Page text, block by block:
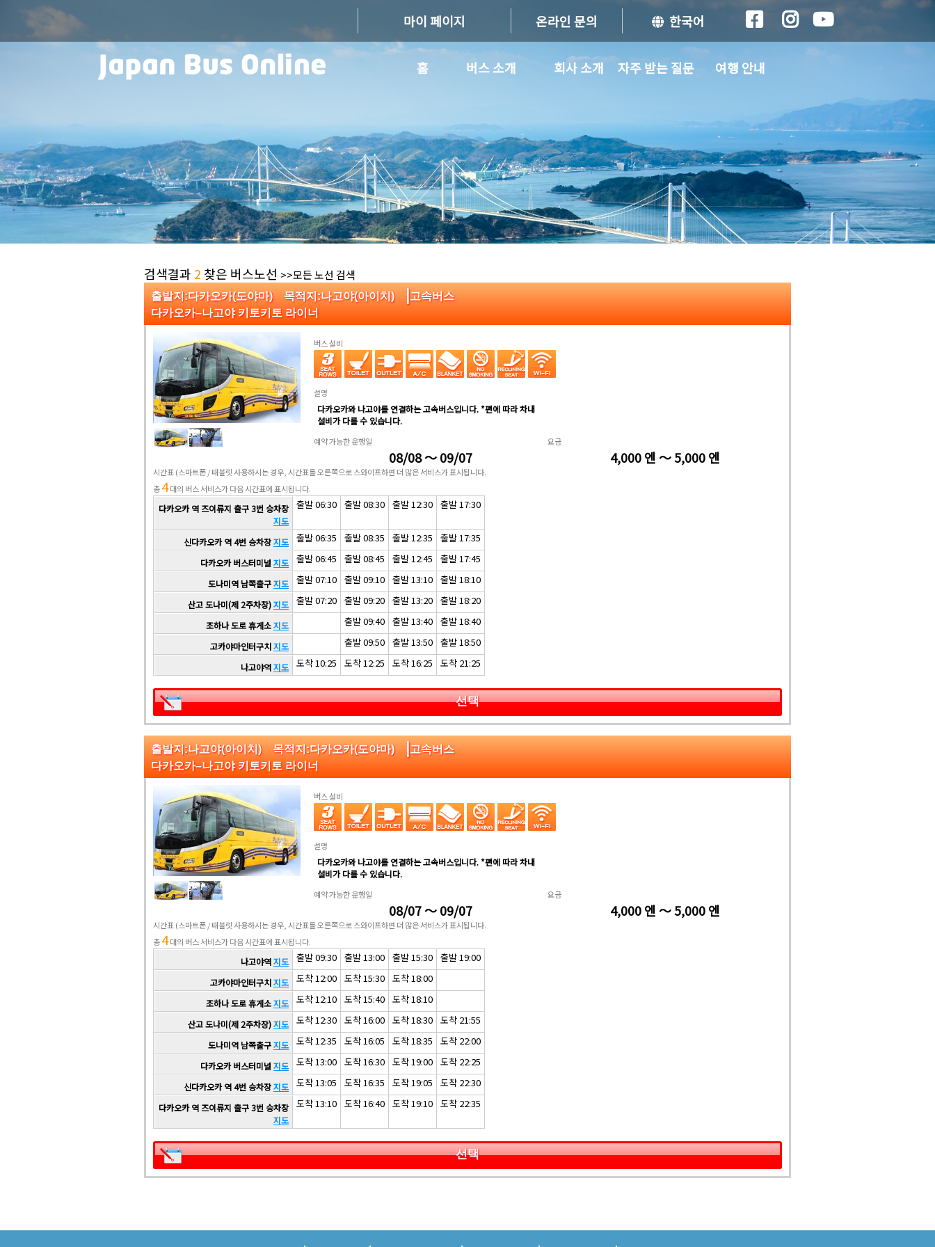
마이 페이지 온라인 문의 한국어
홈 버스 소개 회사 소개 자주 받는 질문 여행 안내
검색결과 2 찾은 버스노선 >>모든 노선 검색
출발지:다카오카(도야마) 목적지:나고야(아이치) |고속버스
다카오카–나고야 키토키토 라이너
버스 설비
설명
다카오카와 나고야를 연결하는 고속버스입니다. *편에 따라 차내
설비가 다를 수 있습니다.
예약 가능한 운행일
08/08 ～ 09/07
요금
4,000 엔 ～ 5,000 엔
시간표 (스마트폰 / 태블릿 사용하시는 경우, 시간표를 오른쪽으로 스와이프하면 더 많은 서비스가 표시됩니다.
총4대의 버스 서비스가 다음 시간표에 표시됩니다.
다카오카 역 즈이류지 출구 3번 승차장
지도
출발 06:30 출발 08:30 출발 12:30 출발 17:30
신다카오카 역 4번 승차장지도 출발 06:35 출발 08:35 출발 12:35 출발 17:35
다카오카 버스터미널 지도 출발 06:45 출발 08:45 출발 12:45 출발 17:45
도나미역 남쪽출구지도 출발 07:10 출발 09:10 출발 13:10 출발 18:10
산고 도나미(제 2주차장)지도 출발 07:20 출발 09:20 출발 13:20 출발 18:20
조하나 도로 휴게소지도 출발 09:40 출발 13:40 출발 18:40
고카야마인터구치지도 출발 09:50 출발 13:50 출발 18:50
나고야역지도 도착 10:25 도착 12:25 도착 16:25 도착 21:25
선택
출발지:나고야(아이치) 목적지:다카오카(도야마) |고속버스
다카오카–나고야 키토키토 라이너
버스 설비
설명
다카오카와 나고야를 연결하는 고속버스입니다. *편에 따라 차내
설비가 다를 수 있습니다.
예약 가능한 운행일
08/07 ～ 09/07
요금
4,000 엔 ～ 5,000 엔
시간표 (스마트폰 / 태블릿 사용하시는 경우, 시간표를 오른쪽으로 스와이프하면 더 많은 서비스가 표시됩니다.
총4대의 버스 서비스가 다음 시간표에 표시됩니다.
나고야역지도 출발 09:30 출발 13:00 출발 15:30 출발 19:00
고카야마인터구치지도 도착 12:00 도착 15:30 도착 18:00
조하나 도로 휴게소지도 도착 12:10 도착 15:40 도착 18:10
산고 도나미(제 2주차장)지도 도착 12:30 도착 16:00 도착 18:30 도착 21:55
도나미역 남쪽출구지도 도착 12:35 도착 16:05 도착 18:35 도착 22:00
다카오카 버스터미널 지도 도착 13:00 도착 16:30 도착 19:00 도착 22:25
신다카오카 역 4번 승차장지도 도착 13:05 도착 16:35 도착 19:05 도착 22:30
다카오카 역 즈이류지 출구 3번 승차장
지도
도착 13:10 도착 16:40 도착 19:10 도착 22:35
선택